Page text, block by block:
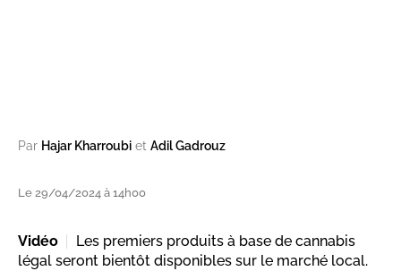
Par Hajar Kharroubi et Adil Gadrouz
Le 29/04/2024 à 14h00
Vidéo
Les premiers produits à base de cannabis
légal seront bientôt disponibles sur le marché local.